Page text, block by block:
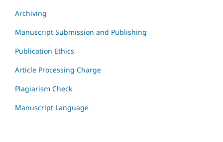
Archiving
Manuscript Submission and Publishing
Publication Ethics
Article Processing Charge
Plagiarism Check
Manuscript Language